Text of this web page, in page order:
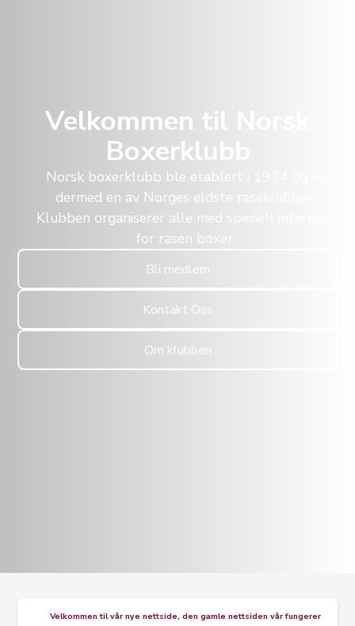
Velkommen til Norsk
Boxerklubb
Norsk boxerklubb ble etablert i 1934 og er
dermed en av Norges eldste raseklubber.
Klubben organiserer alle med spesiell interesse
for rasen boxer.
Bli medlem
Kontakt Oss
Om klubben
Velkommen til vår nye nettside, den gamle nettsiden vår fungerer